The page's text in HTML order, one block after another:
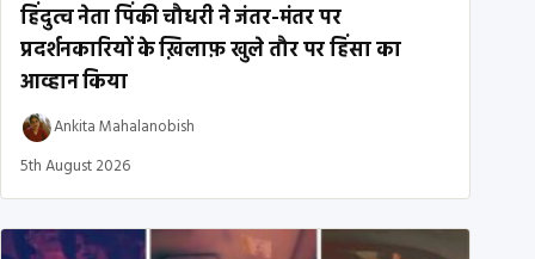
हिंदुत्व नेता पिंकी चौधरी ने जंतर-मंतर पर
प्रदर्शनकारियों के ख़िलाफ़ खुले तौर पर हिंसा का
आव्हान किया
Ankita Mahalanobish
5th August 2026